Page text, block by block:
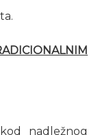
nadležnog